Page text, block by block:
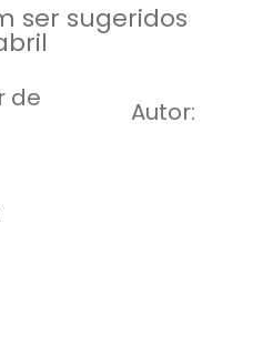
ser sugeridos
de
Autor: